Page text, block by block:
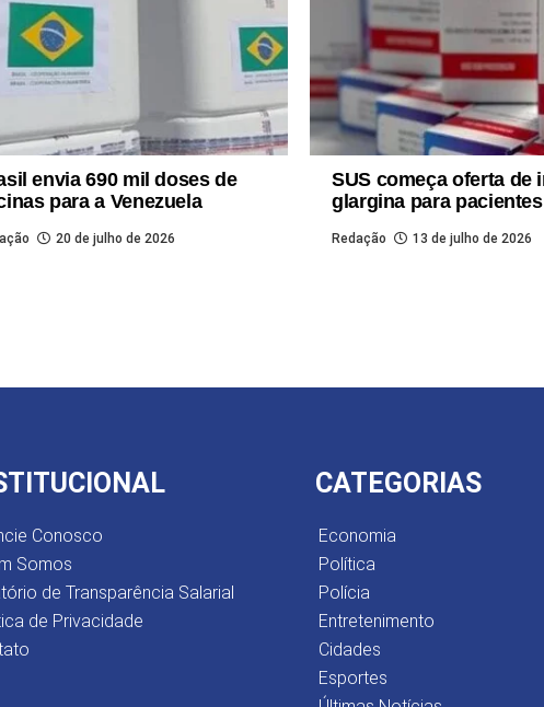
envia 690 mil doses de
para a Venezuela
20 de julho de 2026
SUS começa oferta de
glargina para pacientes
Redação 13 de julho de 2026
Conosco
Somos
de Transparência Salarial
de Privacidade
CATEGORIAS
Economia
Política
Polícia
Entretenimento
Cidades
Esportes